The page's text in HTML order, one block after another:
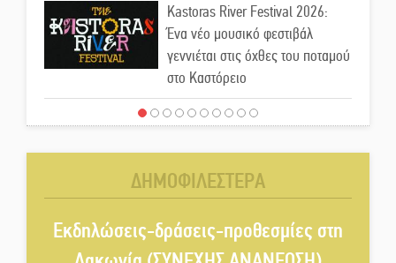
Kastoras River Festival 2026:
Ένα νέο μουσικό φεστιβάλ
γεννιέται στις όχθες του ποταμού
στο Καστόρειο
Τα ζάρια παίρνουν «φωτιά» στην
Αυθεντικό γλέντι με «Γιορτή
Βραστού» στη Σοχά
ΔΗΜΟΦΙΛΕΣΤΕΡΑ
Εκδηλώσεις-δράσεις-προθεσμίες στη